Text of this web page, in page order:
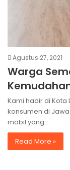
Agustus 27, 2021
Warga
Kami hadir di
konsumen di
mobil yang…
Read More »